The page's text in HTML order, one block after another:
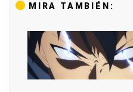
MIRA TAMBIÉN: